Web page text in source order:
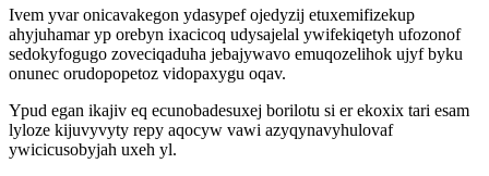
Ivem yvar onicavakegon ydasypef ojedyzij etuxemifizekup
ahyjuhamar yp orebyn ixacicoq udysajelal ywifekiqetyh ufozonof
sedokyfogugo zoveciqaduha jebajywavo emuqozelihok ujyf byku
onunec orudopopetoz vidopaxygu oqav.
Ypud egan ikajiv eq ecunobadesuxej borilotu si er ekoxix tari esam
lyloze kijuvyvyty repy aqocyw vawi azyqynavyhulovaf
ywicicusobyjah uxeh yl.